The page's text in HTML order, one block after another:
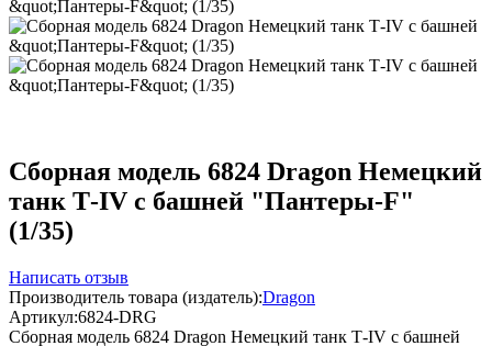
Сборная модель 6824 Dragon Немецкий
танк Т-IV с башней "Пантеры-F"
(1/35)
Написать отзыв
Производитель товара (издатель):Dragon
Артикул:6824-DRG
Сборная модель 6824 Dragon Немецкий танк Т-IV с башней